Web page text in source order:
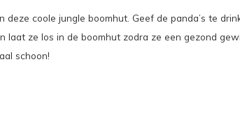
coole jungle boomhut. Geef de panda’s te
ze los in de boomhut zodra ze een gezond
schoon!